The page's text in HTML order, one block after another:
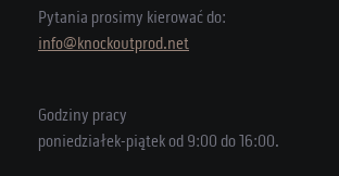
Pytania prosimy kierować do:
info@knockoutprod.net
Godziny pracy
poniedziałek-piątek od 9:00 do 16:00.